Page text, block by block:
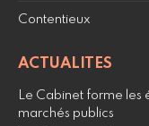
Contentieux
ACTUALITES
Le Cabinet forme les
marchés publics